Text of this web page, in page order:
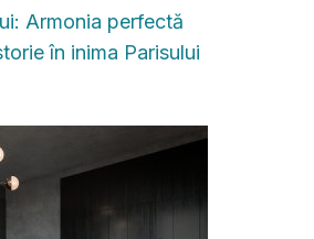
Armonia perfectă
în inima Parisului